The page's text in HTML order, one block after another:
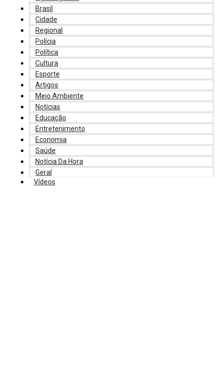
Brasil
Cidade
Regional
Polícia
Política
Cultura
Esporte
Artigos
Meio Ambiente
Notícias
Educação
Entretenimento
Economia
Saúde
Notícia Da Hora
Geral
Vídeos